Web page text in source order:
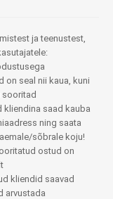
ja teenustest,
on seal nii kaua, kuni
sooritad
kliendina saad kauba
ning saata
sõbrale koju!
ostud on
kliendid saavad
arvustada